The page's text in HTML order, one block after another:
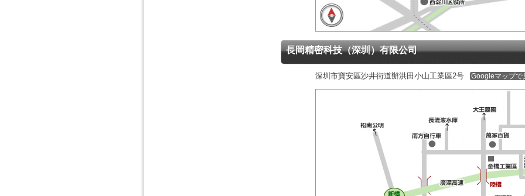
長岡精密科技（深圳）有限公司
深圳市寶安區沙井街道辦洪田小山工業區2号 Googleマップで